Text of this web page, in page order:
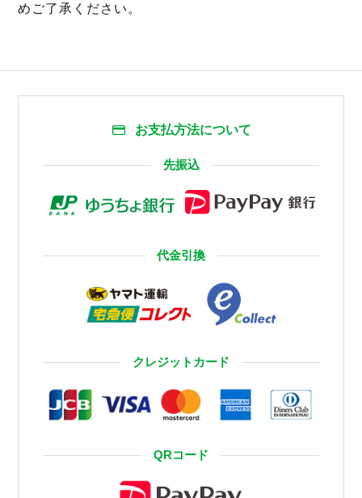
めご了承ください。
お支払方法について
先振込
代金引換
クレジットカード
QRコード